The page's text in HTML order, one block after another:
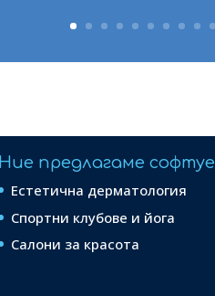
Ние предлагаме
Естетична дерматология
Спортни клубове и йога
Салони за красота